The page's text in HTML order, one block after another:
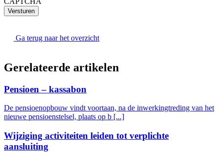
Versturen
Ga terug naar het overzicht
Gerelateerde artikelen
Pensioen – kassabon
De pensioenopbouw vindt voortaan, na de inwerkingtreding van het
nieuwe pensioenstelsel, plaats op b [...]
Wijziging activiteiten leiden tot verplichte
aansluiting